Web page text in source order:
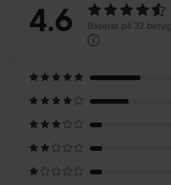
Betyg:
Baserat
på
32
betyg
4.6 Baserat på 32 betyg
i